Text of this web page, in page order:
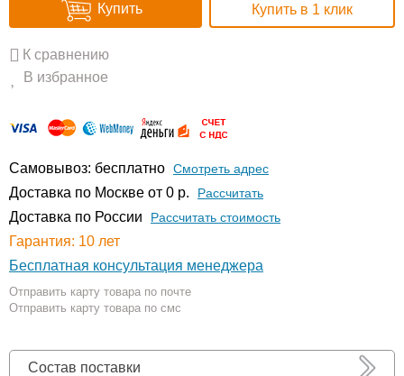
Купить Купить в 1 клик
К сравнению
В избранное
Самовывоз: бесплатно Смотреть адрес
Доставка по Москве от 0 р. Расcчитать
Доставка по России Рассчитать стоимость
Гарантия: 10 лет
Бесплатная консультация менеджера
Отправить карту товара по почте
Отправить карту товара по смс
Состав поставки